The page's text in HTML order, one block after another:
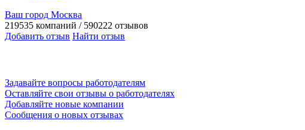
Ваш город Москва
219535 компаний / 590222 отзывов
Добавить отзыв Найти отзыв
Задавайте вопросы работодателям
Оставляйте свои отзывы о работодателях
Добавляйте новые компании
Сообщения о новых отзывах